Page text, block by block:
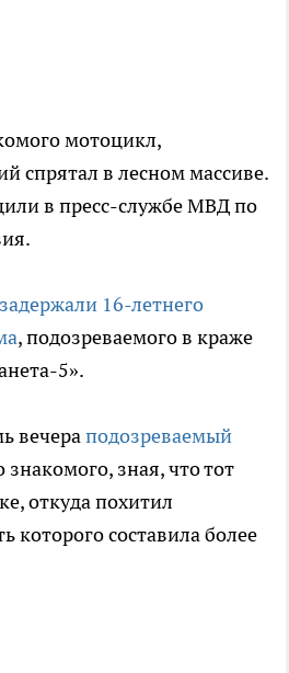
мотоцикл,
спрятал в лесном массиве.
в пресс-службе МВД по
задержали 16-летнего
, подозреваемого в краже
5».
вечераподозреваемый
знакомого, зная, что тот
откуда похитил
которого составила более